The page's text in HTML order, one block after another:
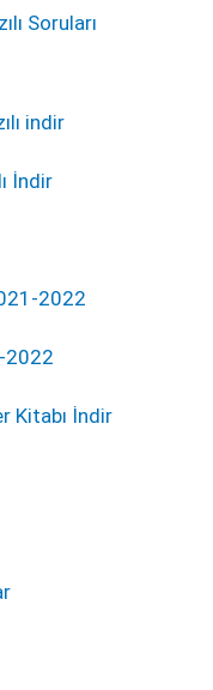
Soruları
indir
İndir
2022
2022
Kitabı İndir